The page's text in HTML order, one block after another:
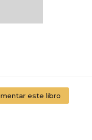
este libro